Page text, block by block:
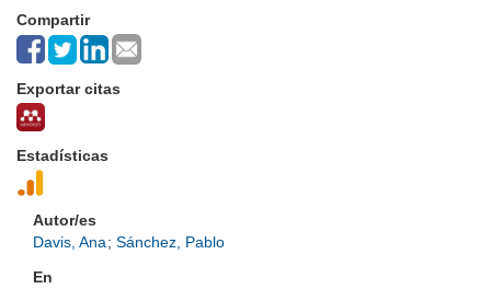
Compartir
Exportar citas
Estadísticas
Autor/es
Davis, Ana; Sánchez, Pablo
En